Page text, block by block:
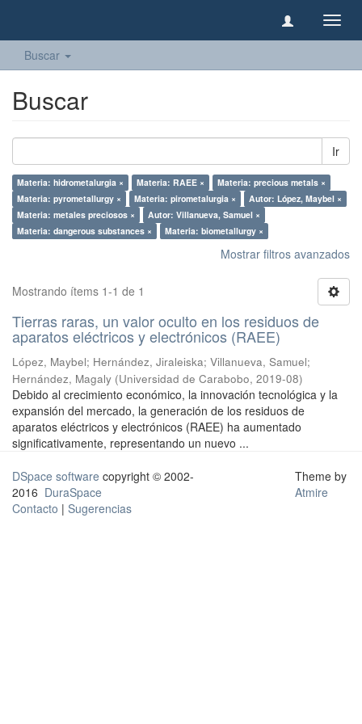
Buscar
Buscar
Ir
Materia: hidrometalurgia × Materia: RAEE ×
Materia: precious metals ×
Materia: pyrometallurgy ×
Materia: pirometalurgia ×
Autor: López, Maybel ×
Materia: metales preciosos ×
Autor: Villanueva, Samuel ×
Materia: dangerous substances ×
Materia: biometallurgy ×
Mostrar filtros avanzados
Mostrando ítems 1-1 de 1
Tierras raras, un valor oculto en los residuos de
aparatos eléctricos y electrónicos (RAEE)
López, Maybel; Hernández, Jiraleiska; Villanueva, Samuel;
Hernández, Magaly (Universidad de Carabobo, 2019-08)
Debido al crecimiento económico, la innovación tecnológica y la
expansión del mercado, la generación de los residuos de
aparatos eléctricos y electrónicos (RAEE) ha aumentado
significativamente, representando un nuevo ...
DSpace software copyright © 2002-
2016 DuraSpace
Contacto | Sugerencias
Theme by
Atmire